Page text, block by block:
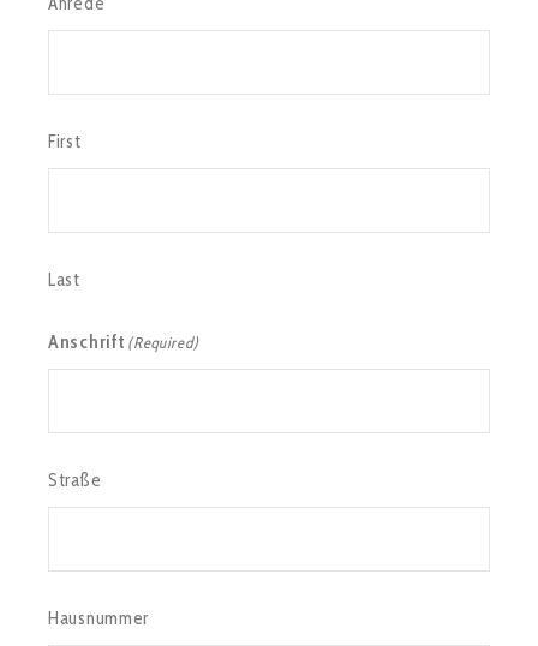
First
Last
Anschrift (Required)
Straße
Hausnummer